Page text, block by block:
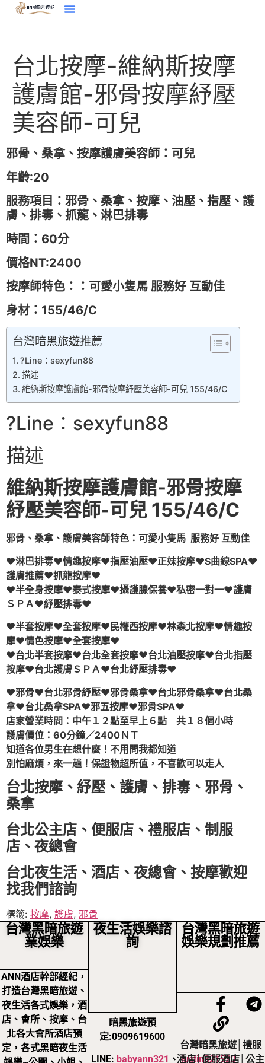
台北按摩-維納斯按摩
護膚館-邪骨按摩紓壓
美容師-可兒
邪骨、桑拿、按摩護膚美容師：可兒
年齡:20
服務項目：邪骨、桑拿、按摩、油壓、指壓、護
膚、排毒、抓龍、淋巴排毒
時間：60分
價格NT:2400
按摩師特色：：可愛小隻馬 服務好 互動佳
身材： 155/46/C
台灣暗黑旅遊推薦
?Line：sexyfun88
描述
維納斯按摩護膚館-邪骨按摩紓壓美容師-可兒 155/46/C
?Line：sexyfun88
描述
維納斯按摩護膚館-邪骨按摩
紓壓美容師-可兒 155/46/C
邪骨、桑拿、護膚美容師特色：可愛小隻馬 服務好 互動佳
♥淋巴排毒♥情趣按摩♥指壓油壓♥正妹按摩♥S曲線SPA♥
護膚推薦♥抓龍按摩♥
♥半全身按摩♥泰式按摩♥攝護腺保養♥私密一對一♥護膚
ＳＰＡ♥紓壓排毒♥
♥半套按摩♥全套按摩♥民權西按摩♥林森北按摩♥情趣按
摩♥情色按摩♥全套按摩♥
♥台北半套按摩♥台北全套按摩♥台北油壓按摩♥台北指壓
按摩♥台北護膚ＳＰＡ♥台北紓壓排毒♥
♥邪骨♥台北邪骨紓壓♥邪骨桑拿♥台北邪骨桑拿♥台北桑
拿♥台北桑拿SPA♥邪五按摩♥邪骨SPA♥
店家營業時間：中午１２點至早上６點 共１８個小時
護膚價位：60分鐘／2400ＮＴ
知道各位男生在想什麼！不用問我都知道
別怕麻煩，來一趟！保證物超所值，不喜歡可以走人
台北按摩、紓壓、護膚、排毒、邪骨、
桑拿
台北公主店、便服店、禮服店、制服
店、夜總會
台北夜生活、酒店、夜總會、按摩歡迎
找我們諮詢
標籤: 按摩, 護膚, 邪骨
台灣黑暗旅遊
業娛樂
ANN酒店幹部經紀，
打造台灣黑暗旅遊、
夜生活各式娛樂，酒
店、會所、按摩、台
北各大會所酒店預
定，各式黑暗夜生活
夜生活娛樂諮
詢
暗黑旅遊預
定:0909619600
LINE:babyann321 、justin321520
台灣黑暗旅遊
娛樂規劃推薦
台灣暗黑旅遊│禮服
酒店│便服酒店│公主